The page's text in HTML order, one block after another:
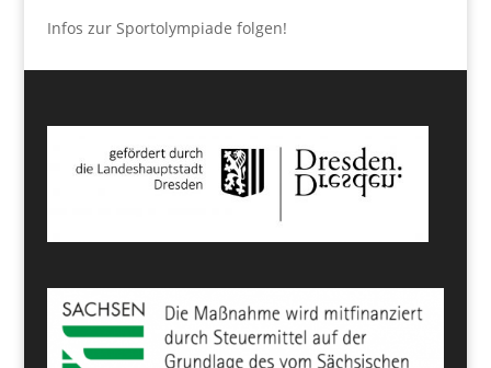
Infos zur Sportolympiade folgen!